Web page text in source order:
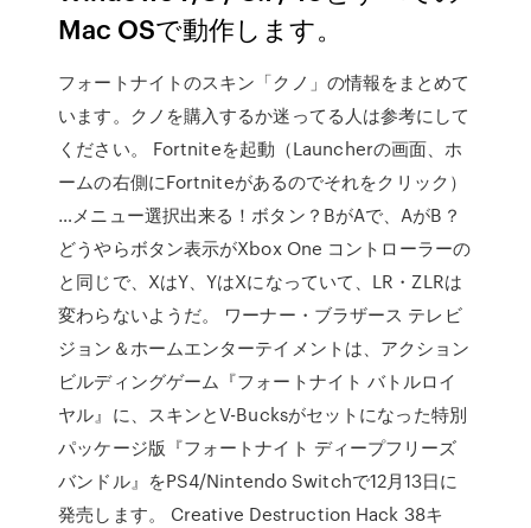
Mac OSで動作します。
フォートナイトのスキン「クノ」の情報をまとめて
います。クノを購入するか迷ってる人は参考にして
ください。 Fortniteを起動（Launcherの画面、ホ
ームの右側にFortniteがあるのでそれをクリック）
…メニュー選択出来る！ボタン？BがAで、AがB？
どうやらボタン表示がXbox One コントローラーの
と同じで、XはY、YはXになっていて、LR・ZLRは
変わらないようだ。 ワーナー・ブラザース テレビ
ジョン＆ホームエンターテイメントは、アクション
ビルディングゲーム『フォートナイト バトルロイ
ヤル』に、スキンとV-Bucksがセットになった特別
パッケージ版『フォートナイト ディープフリーズ
バンドル』をPS4/Nintendo Switchで12月13日に
発売します。 Creative Destruction Hack 38キ